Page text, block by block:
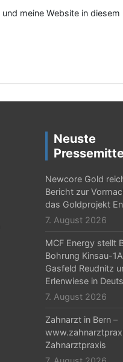
meine Website in
Neuste
Newcore Gold
Bericht zur
das Goldprojekt
7. August 2026
MCF Energy stellt
Bohrung Kinsau-
Gasfeld Reudnitz
Erlenwiese in
7. August 2026
Zahnarzt in Bern –
Zahnarztpraxis